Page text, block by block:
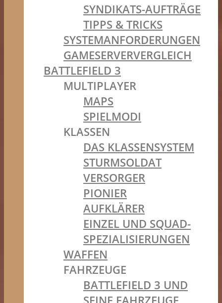
SYNDIKATS-AUFTRÄGE
TIPPS & TRICKS
SYSTEMANFORDERUNGEN
GAMESERVERVERGLEICH
BATTLEFIELD 3
MULTIPLAYER
MAPS
SPIELMODI
KLASSEN
DAS KLASSENSYSTEM
STURMSOLDAT
VERSORGER
PIONIER
AUFKLÄRER
EINZEL UND SQUAD-
SPEZIALISIERUNGEN
WAFFEN
FAHRZEUGE
BATTLEFIELD 3 UND